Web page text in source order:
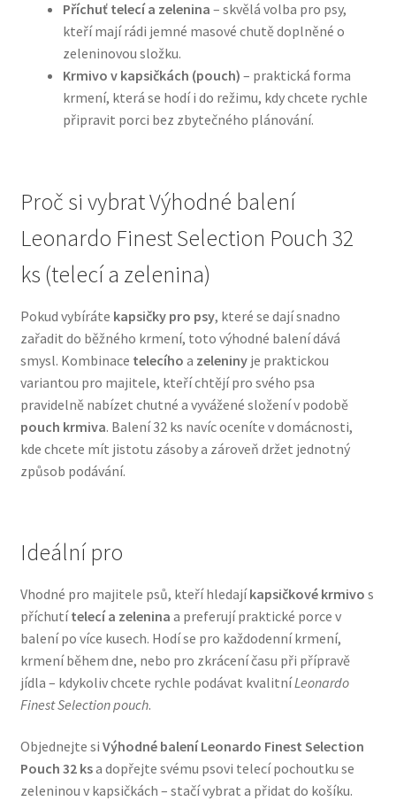
N&D Farmina pro psy — Italské holistic krmivo
Oblečky pro psy
Ortopedické pelíšky
Přepravky pro psy
Purizon pro psy — Vysoký obsah masa, bez obilovin
Royal Canin pro psy
Veterinární dieta pro psy
Vodítka a obojky
Příchuť telecí a zelenina – skvělá volba pro psy,
kteří mají rádi jemné masové chutě doplněné o
zeleninovou složku.
Krmivo v kapsičkách (pouch) – praktická forma
krmení, která se hodí i do režimu, kdy chcete rychle
připravit porci bez zbytečného plánování.
Proč si vybrat Výhodné balení
Leonardo Finest Selection Pouch 32
ks (telecí a zelenina)
Pokud vybíráte kapsičky pro psy, které se dají snadno
zařadit do běžného krmení, toto výhodné balení dává
smysl. Kombinace telecího a zeleninyje praktickou
variantou pro majitele, kteří chtějí pro svého psa
pravidelně nabízet chutné a vyvážené složení v podobě
pouch krmiva. Balení 32 ks navíc oceníte v domácnosti,
kde chcete mít jistotu zásoby a zároveň držet jednotný
způsob podávání.
Ideální pro
Vhodné pro majitele psů, kteří hledajíkapsičkové krmivo s
příchutítelecí a zelenina a preferují praktické porce v
balení po více kusech. Hodí se pro každodenní krmení,
krmení během dne, nebo pro zkrácení času při přípravě
jídla – kdykoliv chcete rychle podávat kvalitníLeonardo
Finest Selection pouch.
Objednejte si Výhodné balení Leonardo Finest Selection
Pouch 32 ksa dopřejte svému psovi telecí pochoutku se
zeleninou v kapsičkách – stačí vybrat a přidat do košíku.